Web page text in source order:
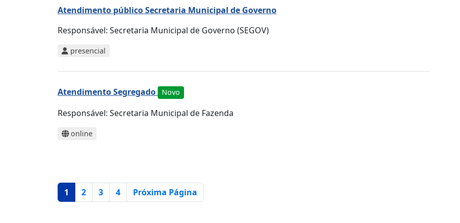
Atendimento público Secretaria Municipal de Governo
Responsável: Secretaria Municipal de Governo (SEGOV)
presencial
Atendimento Segregado Novo
Responsável: Secretaria Municipal de Fazenda
online
1 Página atual
2 3 4 Próxima Página